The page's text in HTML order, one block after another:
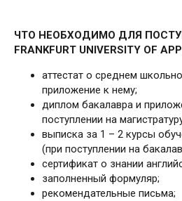
ЧТО НЕОБХОДИМО ДЛЯ
FRANKFURT UNIVERSITY OF
аттестат о среднем
приложение к нему;
диплом бакалавра и
поступлении на
выписка за 1 – 2 курсы
(при поступлении на
сертификат о знании
заполненный формуляр;
рекомендательные письма;